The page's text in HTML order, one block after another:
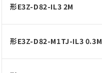
形E3Z-D82-IL3 2M
形E3Z-D82-M1TJ-IL3 0.3M